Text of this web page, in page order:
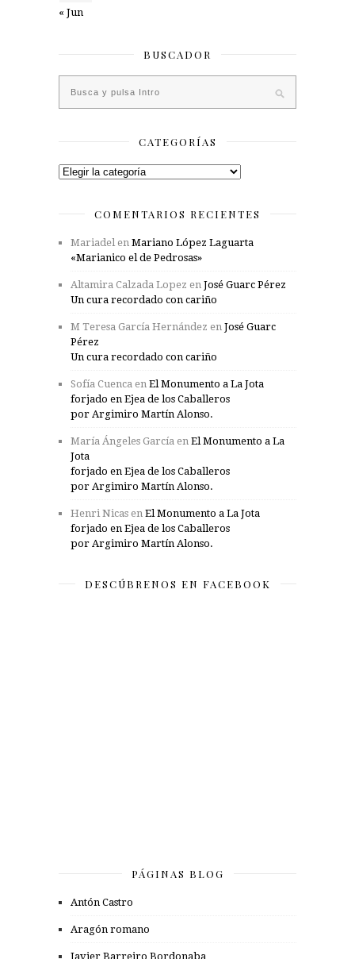
« Jun
BUSCADOR
CATEGORÍAS
Categorías
COMENTARIOS RECIENTES
Mariadel en Mariano López Laguarta
«Marianico el de Pedrosas»
Altamira Calzada Lopez en José Guarc Pérez
Un cura recordado con cariño
M Teresa García Hernández en José Guarc
Pérez
Un cura recordado con cariño
Sofía Cuenca en El Monumento a La Jota
forjado en Ejea de los Caballeros
por Argimiro Martín Alonso.
María Ángeles García en El Monumento a La
Jota
forjado en Ejea de los Caballeros
por Argimiro Martín Alonso.
Henri Nicas en El Monumento a La Jota
forjado en Ejea de los Caballeros
por Argimiro Martín Alonso.
DESCÚBRENOS EN FACEBOOK
PÁGINAS BLOG
Antón Castro
Aragón romano
Javier Barreiro Bordonaba